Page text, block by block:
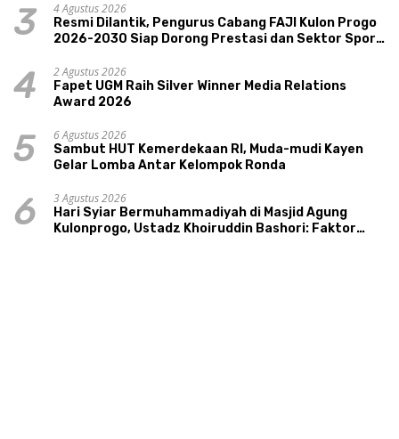
3
4 Agustus 2026
Resmi Dilantik, Pengurus Cabang FAJI Kulon Progo
2026-2030 Siap Dorong Prestasi dan Sektor Sport
4
2 Agustus 2026
Fapet UGM Raih Silver Winner Media Relations
Award 2026
5
6 Agustus 2026
Sambut HUT Kemerdekaan RI, Muda-mudi Kayen
Gelar Lomba Antar Kelompok Ronda
6
3 Agustus 2026
Hari Syiar Bermuhammadiyah di Masjid Agung
Kulonprogo, Ustadz Khoiruddin Bashori: Faktor